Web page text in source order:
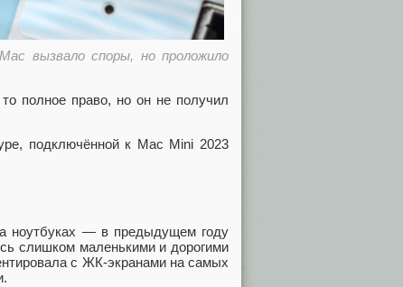
вызвало споры, но проложило
полное право, но он не получил
подключённой к Mac Mini 2023
ноутбуках — в предыдущем году
слишком маленькими и дорогими
с ЖК-экранами на самых